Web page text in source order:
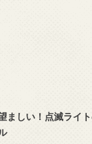
ましい！点滅ライ